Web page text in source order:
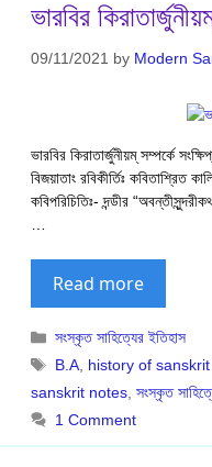
ভারবির
09/11/2021 by Modern
ভারবির কিরাতার্জুনীয়ম্ সম্পর্কে
বিজয়াতাং রবিকীর্তিঃ কবিতাশ্রিত
কবিপরিচিতিঃ- দন্ডীর
Read more
Categories
সংস্কৃত সাহিত্যের ইতিহাস
Tags
B.A history of
sanskrit notes সংস্কৃত
1 Comment